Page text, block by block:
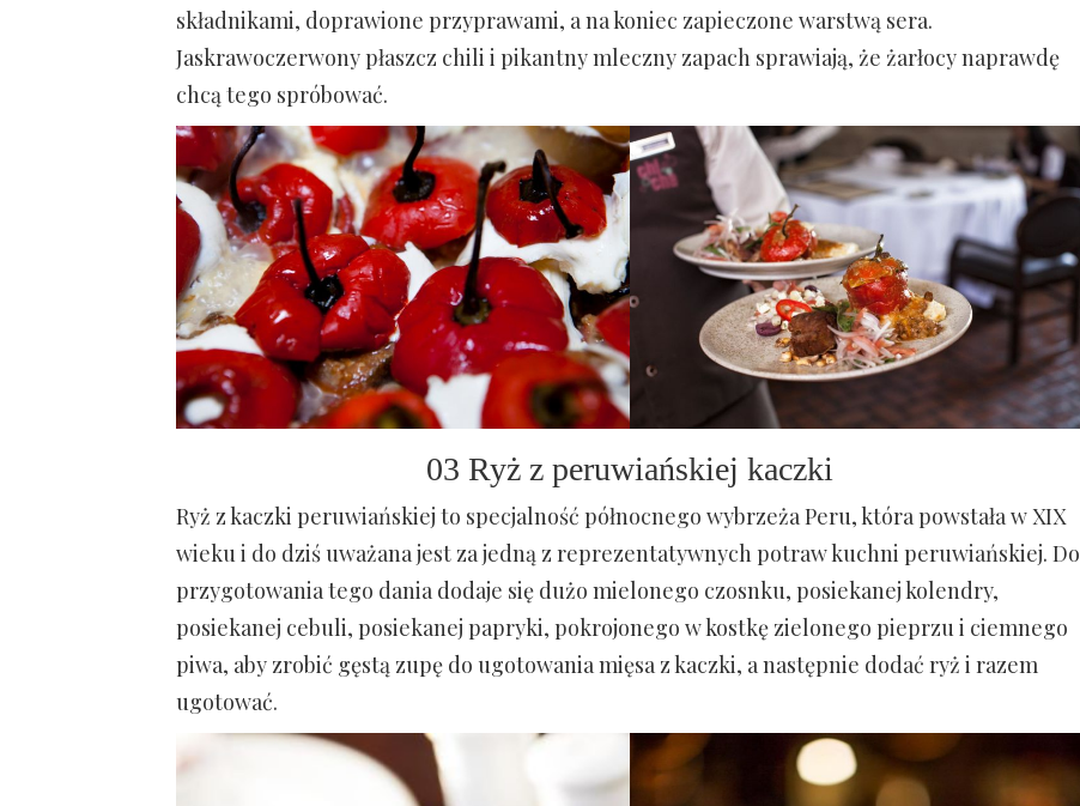
składnikami, doprawione przyprawami, a na koniec zapieczone warstwą sera.
Jaskrawoczerwony płaszcz chili i pikantny mleczny zapach sprawiają, że żarłocy naprawdę
chcą tego spróbować.
03 Ryż z peruwiańskiej kaczki
Ryż z kaczki peruwiańskiej to specjalność północnego wybrzeża Peru, która powstała w XIX
wieku i do dziś uważana jest za jedną z reprezentatywnych potraw kuchni peruwiańskiej. Do
przygotowania tego dania dodaje się dużo mielonego czosnku, posiekanej kolendry,
posiekanej cebuli, posiekanej papryki, pokrojonego w kostkę zielonego pieprzu i ciemnego
piwa, aby zrobić gęstą zupę do ugotowania mięsa z kaczki, a następnie dodać ryż i razem
ugotować.